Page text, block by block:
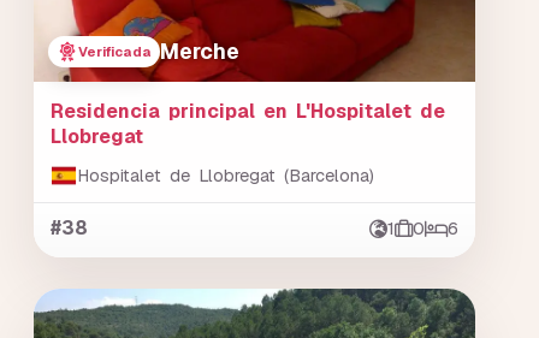
Verificada Merche
Residencia principal en L'Hospitalet de
Llobregat
Hospitalet de Llobregat (Barcelona)
#38 1 0 6